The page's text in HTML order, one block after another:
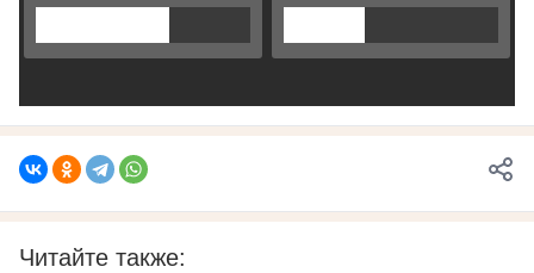
Читайте также: